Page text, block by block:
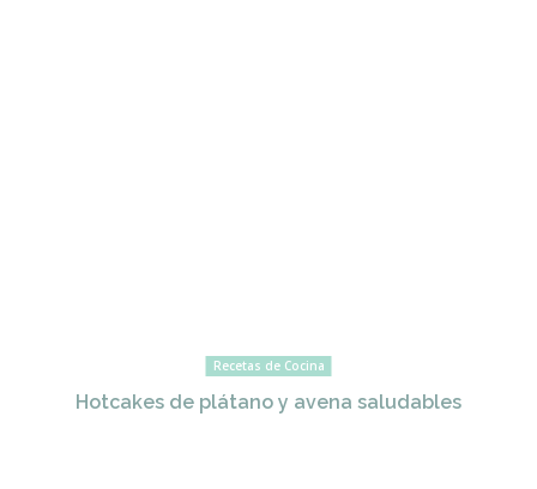
Recetas de Cocina
Hotcakes de plátano y avena saludables